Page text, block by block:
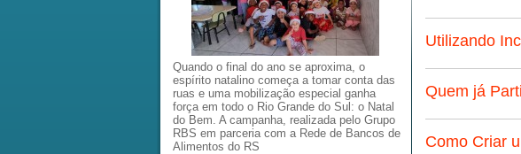
Quando o final do ano se aproxima, o
espírito natalino começa a tomar conta das
ruas e uma mobilização especial ganha
força em todo o Rio Grande do Sul: o Natal
do Bem. A campanha, realizada pelo Grupo
RBS em parceria com a Rede de Bancos de
Alimentos do RS
Utilizando
Quem já
Como Criar